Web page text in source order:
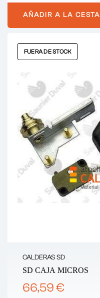
AÑADIR A LA CESTA
FUERA DE STOCK
CALDERAS SD
SD CAJA MICROS
66,59 €